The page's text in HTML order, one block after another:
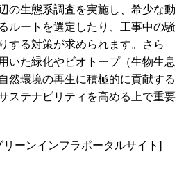
の生態系調査を実施し、希少な動
ルートを選定したり、工事中の騒
する対策が求められます。さら
いた緑化やビオトープ（生物生息
然環境の再生に積極的に貢献する
ステナビリティを高める上で重要
ーンインフラポータルサイト]